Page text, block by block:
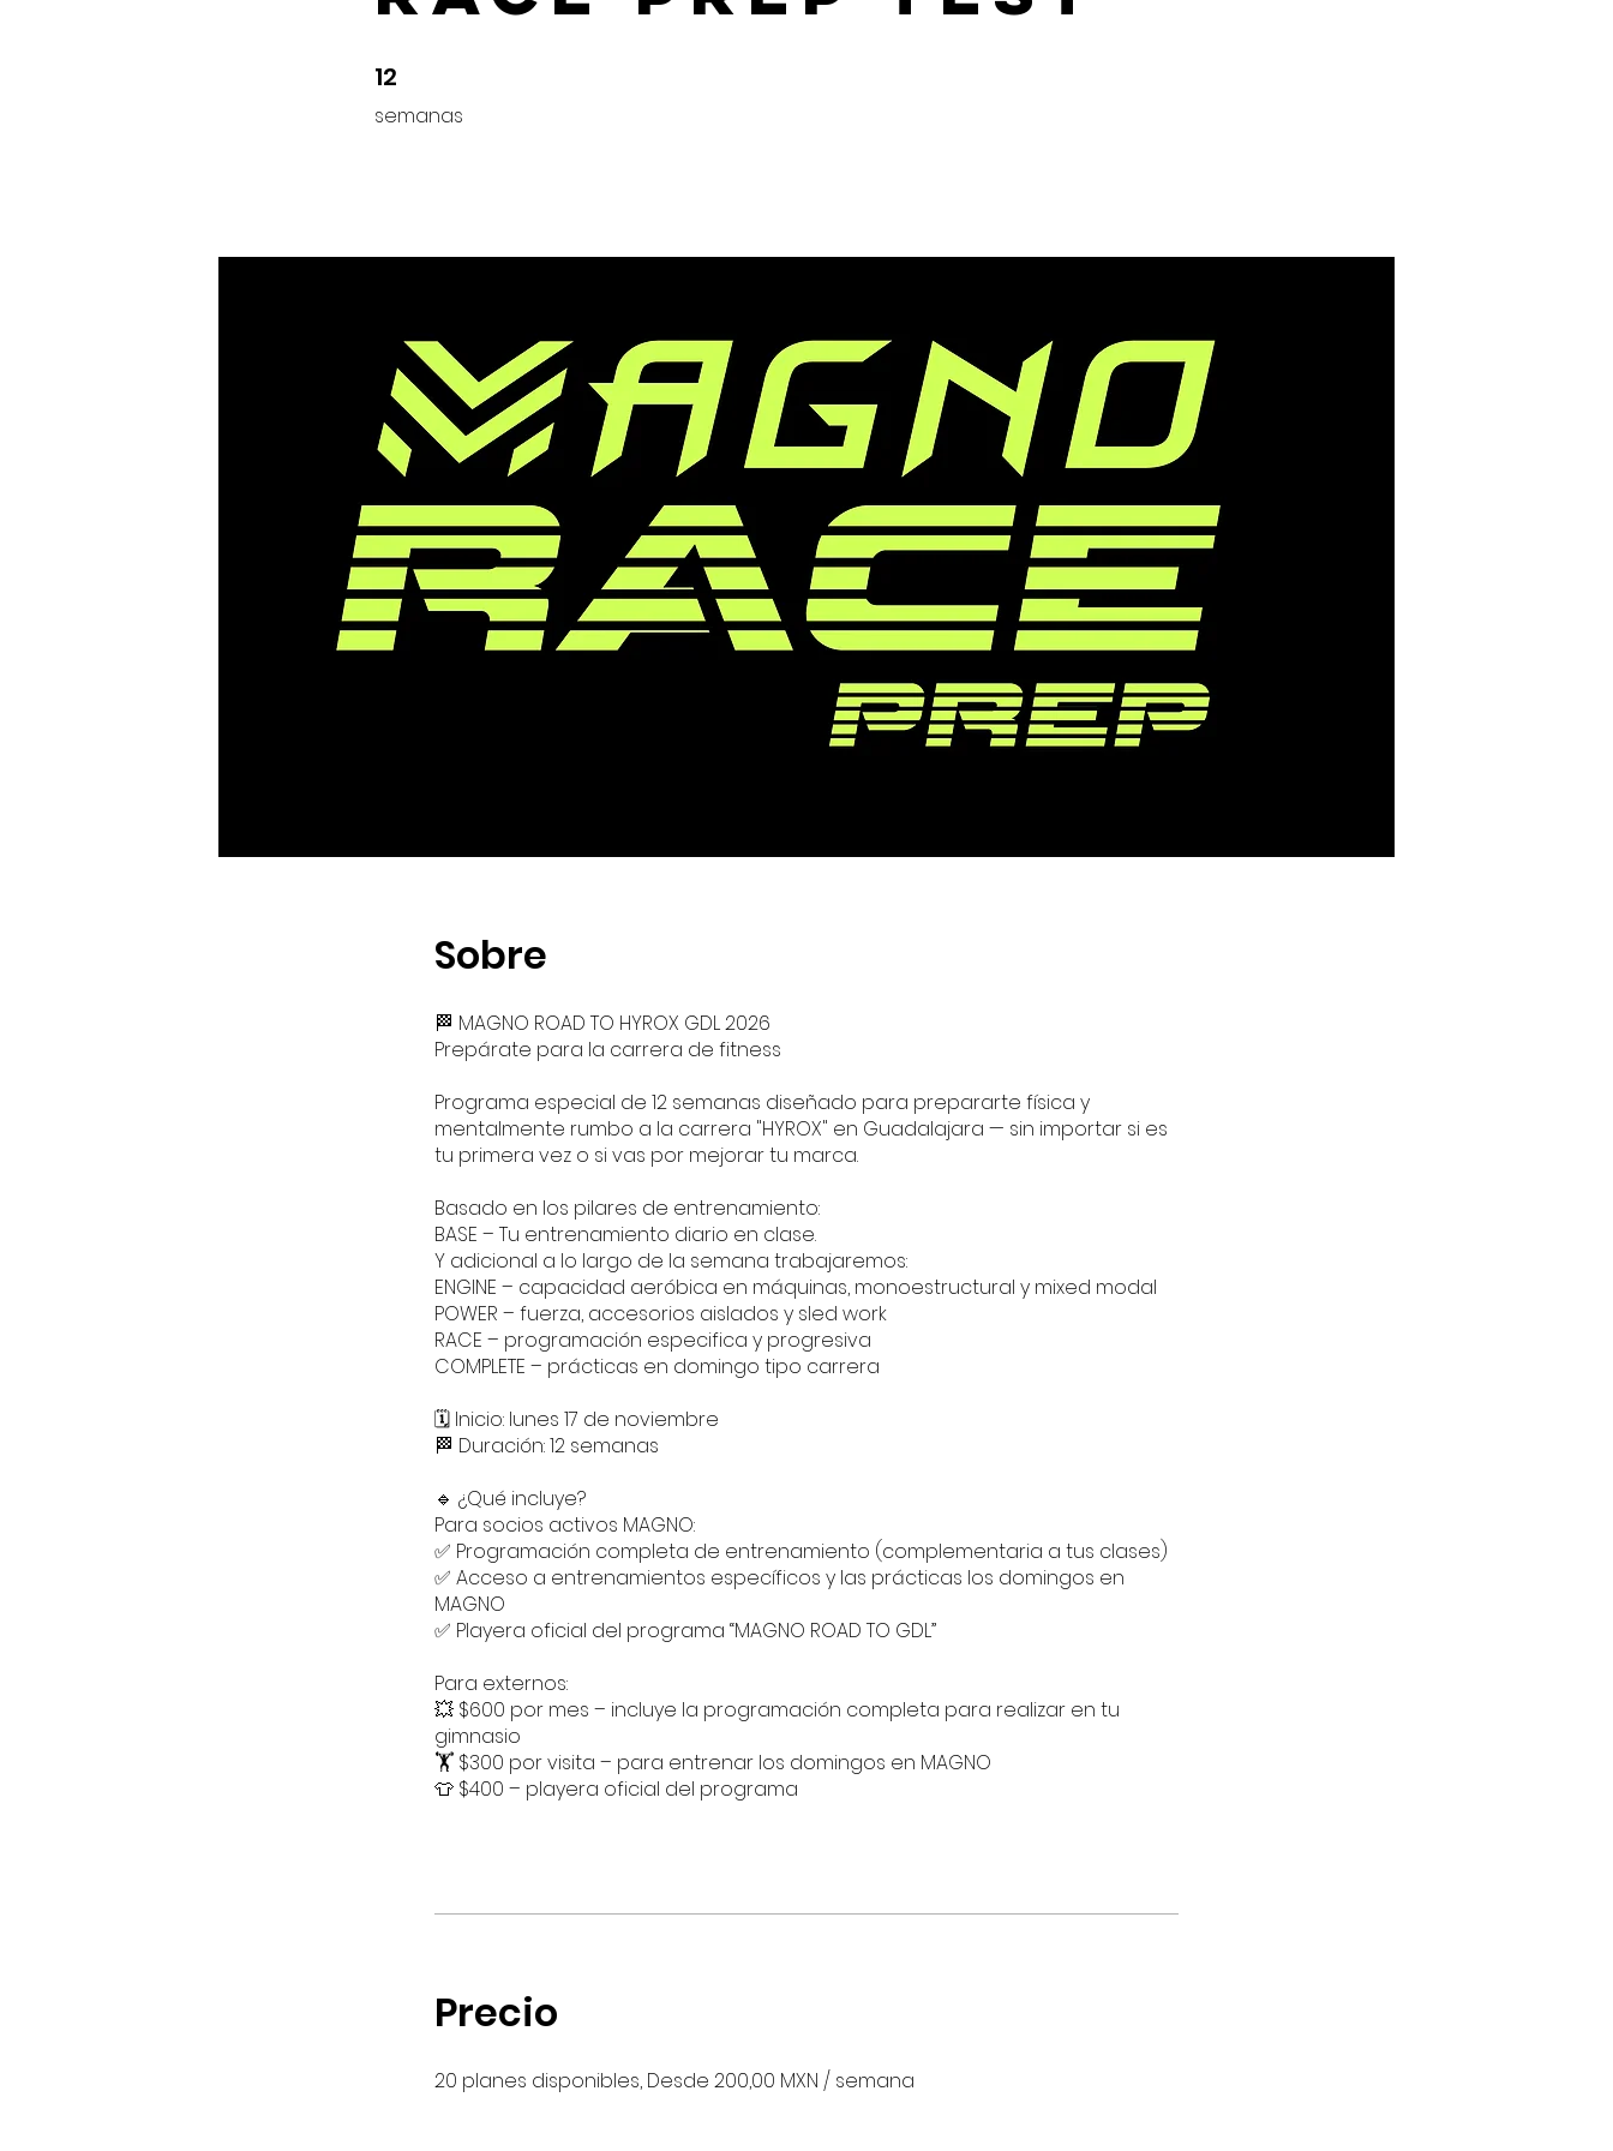
12
semanas
12 semanas
Sobre
🏁 MAGNO ROAD TO HYROX GDL 2026
Prepárate para la carrera de fitness
Programa especial de 12 semanas diseñado para prepararte física y
mentalmente rumbo a la carrera "HYROX" en Guadalajara — sin importar si es
tu primera vez o si vas por mejorar tu marca.
Basado en los pilares de entrenamiento:
BASE – Tu entrenamiento diario en clase.
Y adicional a lo largo de la semana trabajaremos:
ENGINE – capacidad aeróbica en máquinas, monoestructural y mixed modal
POWER – fuerza, accesorios aislados y sled work
RACE – programación especifica y progresiva
COMPLETE – prácticas en domingo tipo carrera
🗓 Inicio: lunes 17 de noviembre
🏁 Duración: 12 semanas
🔹 ¿Qué incluye?
Para socios activos MAGNO:
✅ Programación completa de entrenamiento (complementaria a tus clases)
✅ Acceso a entrenamientos específicos y las prácticas los domingos en
MAGNO
✅ Playera oficial del programa “MAGNO ROAD TO GDL”
Para externos:
💥 $600 por mes – incluye la programación completa para realizar en tu
gimnasio
🏋️ $300 por visita – para entrenar los domingos en MAGNO
👕 $400 – playera oficial del programa
Precio
20 planes disponibles, Desde 200,00 MXN / semana